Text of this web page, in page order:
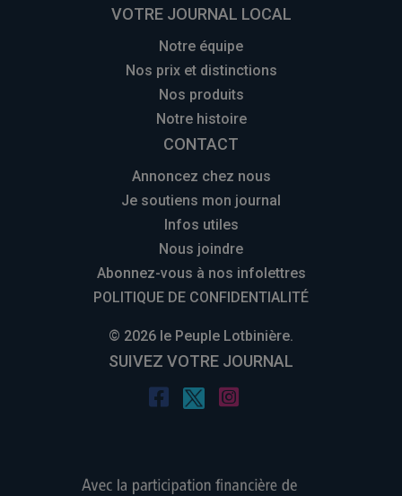
VOTRE JOURNAL LOCAL
Notre équipe
Nos prix et distinctions
Nos produits
Notre histoire
CONTACT
Annoncez chez nous
Je soutiens mon journal
Infos utiles
Nous joindre
Abonnez-vous à nos infolettres
POLITIQUE DE CONFIDENTIALITÉ
© 2026 le Peuple Lotbinière.
SUIVEZ VOTRE JOURNAL